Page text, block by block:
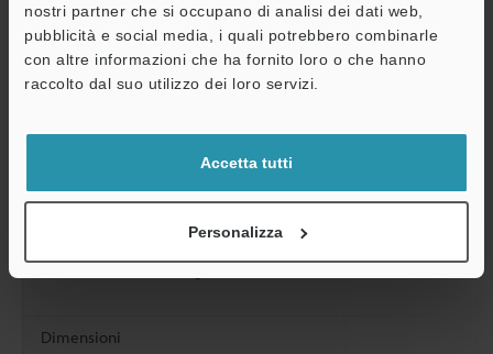
nostri partner che si occupano di analisi dei dati web,
pubblicità e social media, i quali potrebbero combinarle
con altre informazioni che ha fornito loro o che hanno
raccolto dal suo utilizzo dei loro servizi.
Accetta tutti
Personalizza
Passo punti
Numero di pixel
FOV
Dimensioni dell’immagine osservabile
Dimensioni